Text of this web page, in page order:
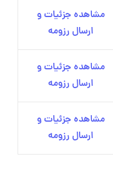
مشاهده جزئیات و
ارسال رزومه
مشاهده جزئیات و
ارسال رزومه
مشاهده جزئیات و
ارسال رزومه